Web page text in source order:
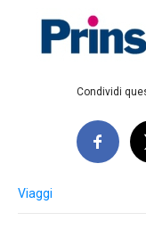
Condividi
Viaggi